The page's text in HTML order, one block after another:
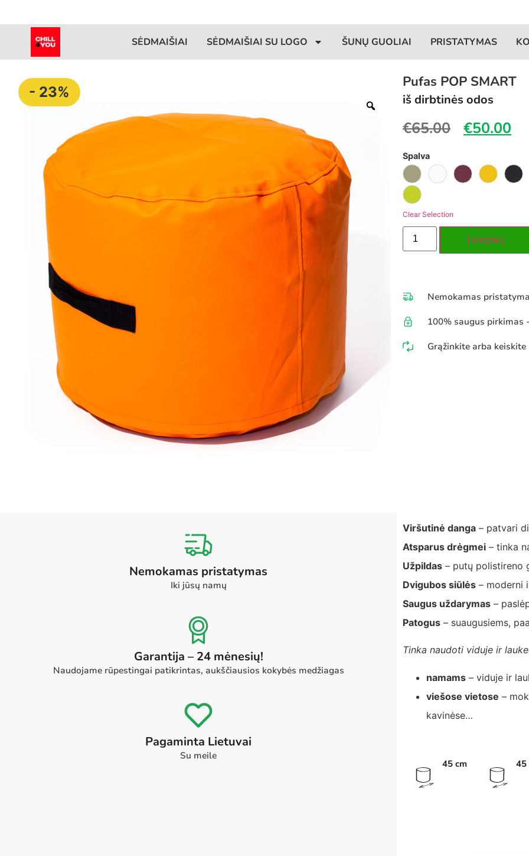
SĖDMAIŠIAI SĖDMAIŠIAI SU LOGO ŠUNŲ GUOLIAI PRISTATYMAS
- 23%
Pufas POP SMART
iš dirbtinės odos
€65.00 €50.00
Spalva
Clear Selection
Į krepšelį
Nemokamas
100% saugus pirkimas
Grąžinkite arba keiskite
Nemokamas pristatymas
Iki jūsų namų
Garantija – 24 mėnesių!
Naudojame rūpestingai patikrintas, aukščiausios kokybės medžiagas
Pagaminta Lietuvai
Su meile
Viršutinė danga – patvari
Atsparus drėgmei – tinka
Užpildas – putų polistireno
Dvigubos siūlės – moderni
Saugus uždarymas –
Patogus – suaugusiems,
Tinka naudoti viduje ir
namams – viduje ir
viešose vietose –
kavinėse…
45 cm 45